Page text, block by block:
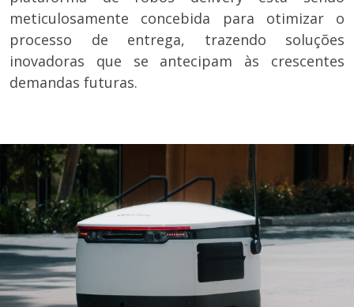
meticulosamente concebida para otimizar o
processo de entrega, trazendo soluções
inovadoras que se antecipam às crescentes
demandas futuras.